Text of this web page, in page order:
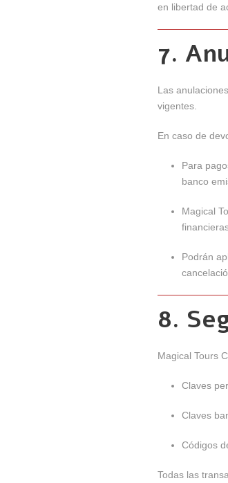
en libertad de
7.
Las
vigentes.
En caso de
Para
banco
Magical
Podrán
8.
Magical Tours
Claves
Claves
Códigos
Todas las